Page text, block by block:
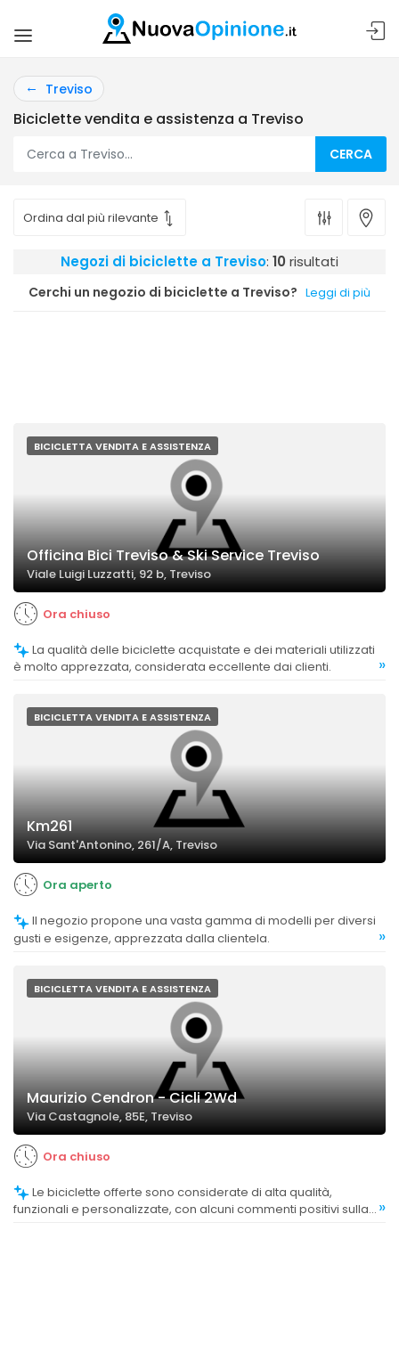
Treviso
Biciclette vendita e assistenza a Treviso
CERCA
Negozi di biciclette a Treviso: 10 risultati
Cerchi un negozio di biciclette a Treviso? Leggi di più
BICICLETTA VENDITA E ASSISTENZA
Officina Bici Treviso & Ski Service Treviso
Viale Luigi Luzzatti, 92 b, Treviso
Ora chiuso
è molto apprezzata, considerata eccellente dai clienti.
»
BICICLETTA VENDITA E ASSISTENZA
Km261
Via Sant'Antonino, 261/A, Treviso
Ora aperto
gusti e esigenze, apprezzata dalla clientela.
»
BICICLETTA VENDITA E ASSISTENZA
Maurizio Cendron - Cicli 2Wd
Via Castagnole, 85E, Treviso
Ora chiuso
funzionali e personalizzate, con alcuni commenti positivi sulla
»